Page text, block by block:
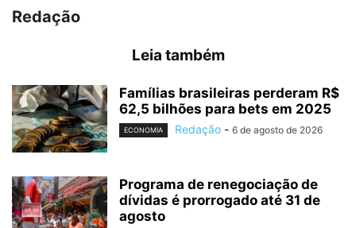
Redação
Leia também
Famílias brasileiras perderam R$
62,5 bilhões para bets em 2025
ECONOMIA Redação - 6 de agosto de 2026
Programa de renegociação de
dívidas é prorrogado até 31 de
agosto